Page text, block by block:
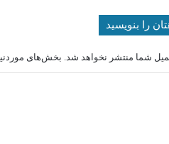
را بنویسید
شما منتشر نخواهد شد. بخش‌های